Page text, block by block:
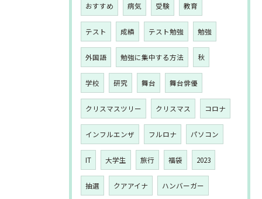
おすすめ 病気 受験 教育
テスト 成績 テスト勉強 勉強
外国語 勉強に集中する方法 秋
学校 研究 舞台 舞台俳優
クリスマスツリー クリスマス コロナ
インフルエンザ フルロナ パソコン
IT 大学生 旅行 福袋 2023
抽選 クアアイナ ハンバーガー